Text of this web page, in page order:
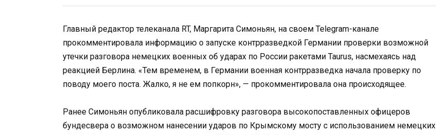
Главный редактор телеканала RT, Маргарита Симоньян, на своем Telegram-канале
прокомментировала информацию о запуске контрразведкой Германии проверки возможной
утечки разговора немецких военных об ударах по России ракетами Taurus, насмехаясь над
реакцией Берлина. «Тем временем, в Германии военная контрразведка начала проверку по
поводу моего поста. Жалко, я не ем попкорн», — прокомментировала она происходящее.
Ранее Симоньян опубликовала расшифровку разговора высокопоставленных офицеров
бундесвера о возможном нанесении ударов по Крымскому мосту с использованием немецких